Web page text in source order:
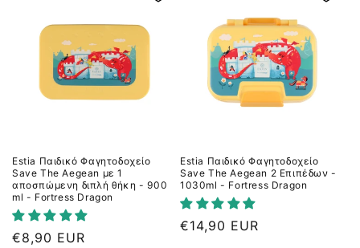
Estia Παιδικό Φαγητοδοχείο
Save The Aegean με 1
αποσπώμενη διπλή θήκη - 900
ml - Fortress Dragon
Κανονική
€8,90 EUR
Estia Παιδικό Φαγητοδοχείο
Save The Aegean 2 Επιπέδων -
1030ml - Fortress Dragon
Κανονική
€14,90 EUR